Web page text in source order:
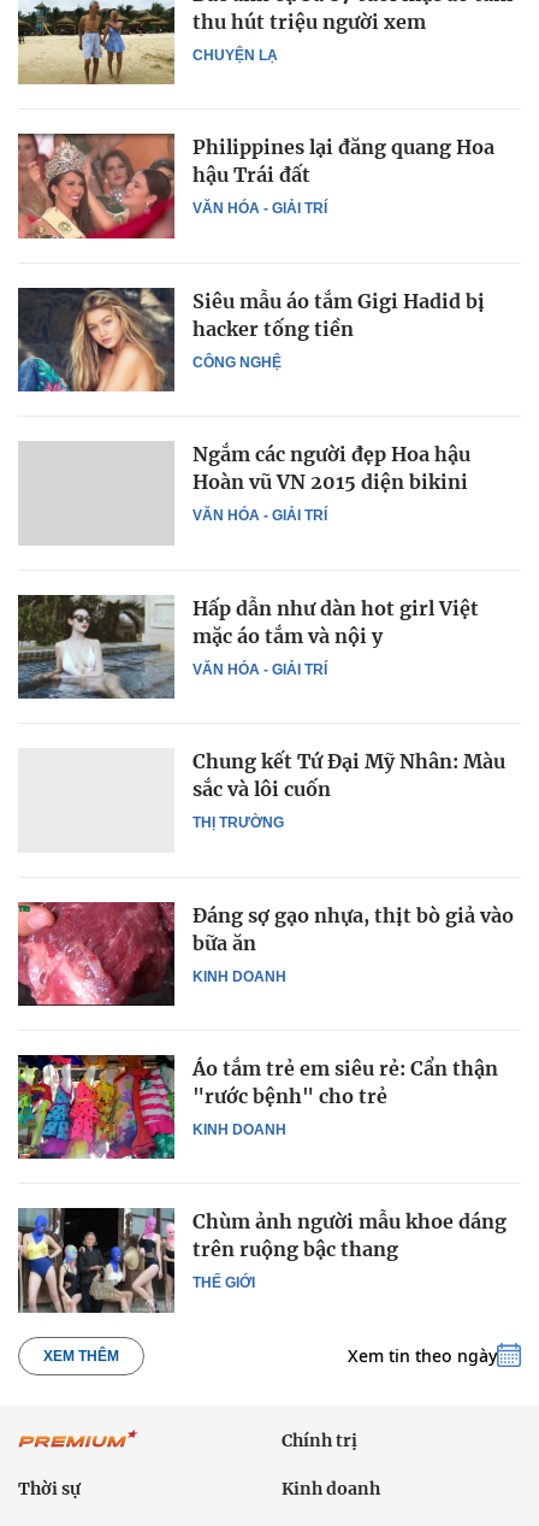
CHUYỆN LẠ
thu hút triệu người xem
VĂN HÓA - GIẢI TRÍ
Philippines lại đăng quang Hoa
hậu Trái đất
CÔNG NGHỆ
Siêu mẫu áo tắm Gigi Hadid bị
hacker tống tiền
VĂN HÓA - GIẢI TRÍ
Ngắm các người đẹp Hoa hậu
Hoàn vũ VN 2015 diện bikini
VĂN HÓA - GIẢI TRÍ
Hấp dẫn như dàn hot girl Việt
mặc áo tắm và nội y
THỊ TRƯỜNG
Chung kết Tứ Đại Mỹ Nhân: Màu
sắc và lôi cuốn
KINH DOANH
Đáng sợ gạo nhựa, thịt bò giả vào
bữa ăn
KINH DOANH
Áo tắm trẻ em siêu rẻ: Cẩn thận
"rước bệnh" cho trẻ
THẾ GIỚI
Chùm ảnh người mẫu khoe dáng
trên ruộng bậc thang
XEM THÊM Xem tin theo ngày
Chính trị
Thời sự Kinh doanh